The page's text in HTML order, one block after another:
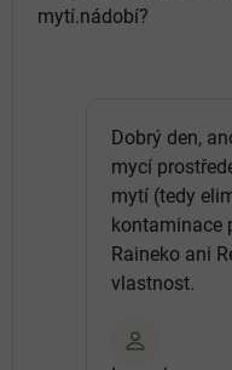
mytí.nádobí?
Dobrý den,
mycí
mytí (tedy
kontaminace
Raineko ani
vlastnost.